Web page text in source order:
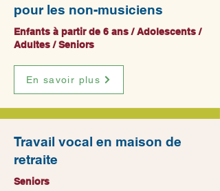
pour les non-musiciens
Enfants à partir de 6 ans / Adolescents /
Adultes / Seniors
En savoir plus
Travail vocal en maison de
retraite
Seniors